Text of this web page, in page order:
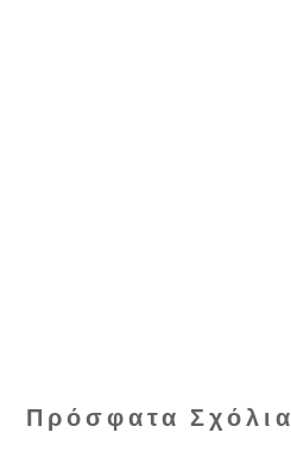
Πρόσφατα Σχόλια